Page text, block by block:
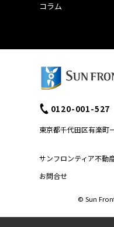
コラム
サンフロンティア不動
お問合せ
0120-001-527
東京都千代田区有楽町
© Sun